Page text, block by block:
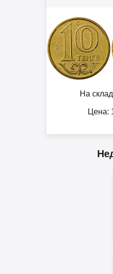
На
Цена: